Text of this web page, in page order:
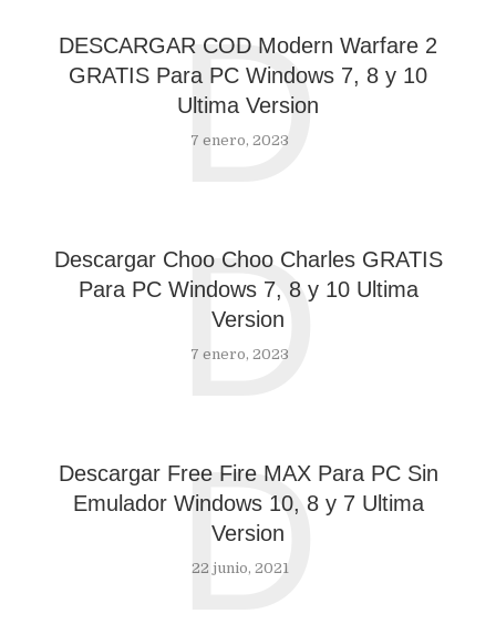
DESCARGAR COD Modern Warfare 2
GRATIS Para PC Windows 7, 8 y 10
Ultima Version
7 enero, 2023
D
Descargar Choo Choo Charles GRATIS
Para PC Windows 7, 8 y 10 Ultima
Version
7 enero, 2023
D
Descargar Free Fire MAX Para PC Sin
Emulador Windows 10, 8 y 7 Ultima
Version
22 junio, 2021
D